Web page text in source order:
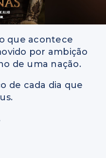
que acontece
por ambição
de uma nação.
de cada dia que